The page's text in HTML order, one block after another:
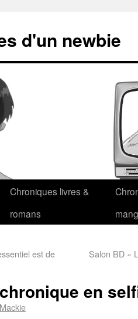
d'un newbie
Chroniques livres &
romans
est de
Salon BD «
en
Mackie